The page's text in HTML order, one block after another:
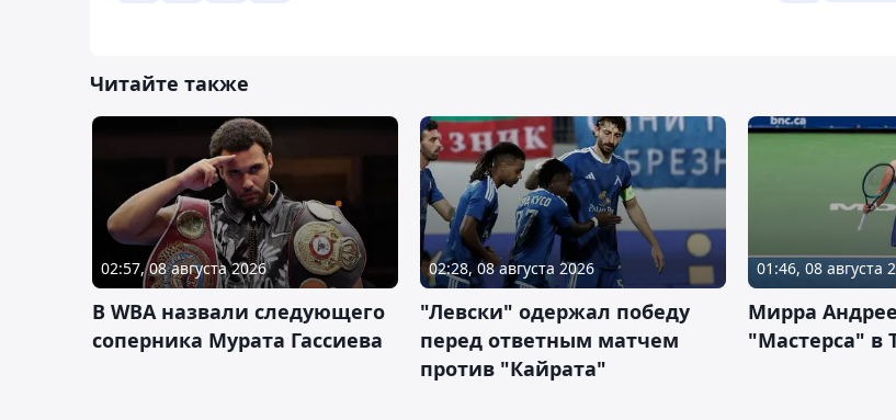
Читайте также
02:57, 08 августа 2026
В WBA назвали следующего
соперника Мурата Гассиева
02:28, 08 августа 2026
"Левски" одержал победу
перед ответным матчем
против "Кайрата"
01:46, 08 августа
Мирра
"Мастерса" в